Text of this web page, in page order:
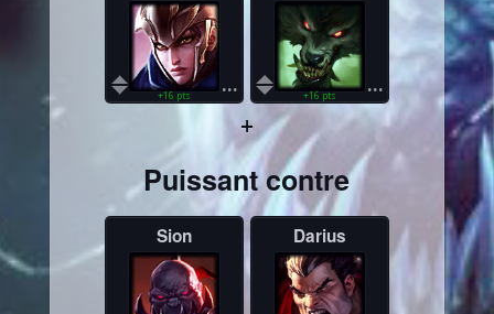
...
+16 pts ...
+16 pts
+
Puissant contre
Sion Darius